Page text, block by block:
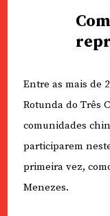
Entre as mais de
Rotunda do Três
comunidades
participarem
primeira vez,
Menezes.